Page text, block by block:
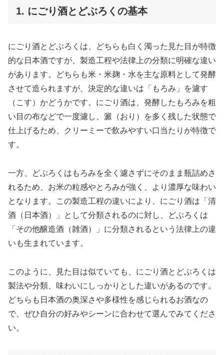
1. にごり酒とどぶろくの基本
にごり酒とどぶろくは、どちらも白く濁った見た目が特徴
的な日本酒ですが、製造工程や法律上の分類に明確な違い
があります。どちらも米・米麹・水を主な原料として発酵
させて造られますが、決定的な違いは「もろみ」を濾す
（こす）かどうかです。にごり酒は、発酵したもろみを粗
い目の布などで一度濾し、澱（おり）を多く残した状態で
仕上げるため、クリーミーで飲みやすい口当たりが特徴で
す。
一方、どぶろくはもろみを全く濾さずにそのまま瓶詰めさ
れるため、お米の粒感やとろみが強く、より濃厚な味わい
となります。この製造工程の違いにより、にごり酒は「清
酒（日本酒）」として分類されるのに対し、どぶろくは
「その他醸造酒（雑酒）」に分類されるという法律上の違
いも生まれています。
このように、見た目は似ていても、にごり酒とどぶろくは
製法や分類、味わいにしっかりとした違いがあるのです。
どちらも日本酒の奥深さや多様性を感じられるお酒なの
で、ぜひ自分の好みやシーンに合わせて選んでみてくださ
い。